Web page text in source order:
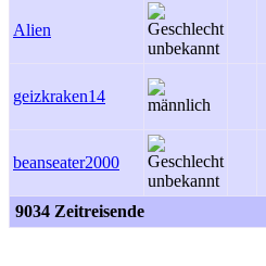
Alien
geizkraken14
beanseater2000
9034 Zeitreisende